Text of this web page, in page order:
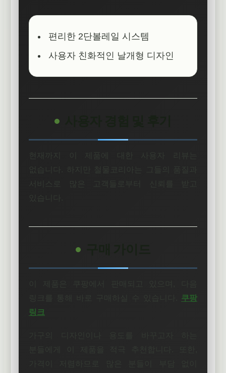
편리한 2단볼레일 시스템
사용자 친화적인 날개형 디자인
현재까지 이 제품에 대한 사용자 리뷰는
없습니다. 하지만 철물코리아는 그들의 품질과
서비스로 많은 고객들로부터 신뢰를 받고
있습니다.
쿠팡
링크